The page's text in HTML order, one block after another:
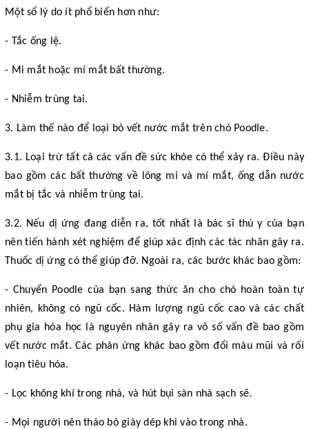
Một số lý do ít phổ biến hơn như:
- Tắc ống lệ.
- Mi mắt hoặc mí mắt bất thường.
- Nhiễm trùng tai.
3. Làm thế nào để loại bỏ vết nước mắt trên chó Poodle.
3.1. Loại trừ tất cả các vấn đề sức khỏe có thể xảy ra. Điều này
bao gồm các bất thường về lông mi và mí mắt, ống dẫn nước
mắt bị tắc và nhiễm trùng tai.
3.2. Nếu dị ứng đang diễn ra, tốt nhất là bác sĩ thú y của bạn
nên tiến hành xét nghiệm để giúp xác định các tác nhân gây ra.
Thuốc dị ứng có thể giúp đỡ. Ngoài ra, các bước khác bao gồm:
- Chuyển Poodle của bạn sang thức ăn cho chó hoàn toàn tự
nhiên, không có ngũ cốc. Hàm lượng ngũ cốc cao và các chất
phụ gia hóa học là nguyên nhân gây ra vô số vấn đề bao gồm
vết nước mắt. Các phản ứng khác bao gồm đổi màu mũi và rối
loạn tiêu hóa.
- Lọc không khí trong nhà, và hút bụi sàn nhà sạch sẽ.
- Mọi người nên tháo bỏ giày dép khi vào trong nhà.